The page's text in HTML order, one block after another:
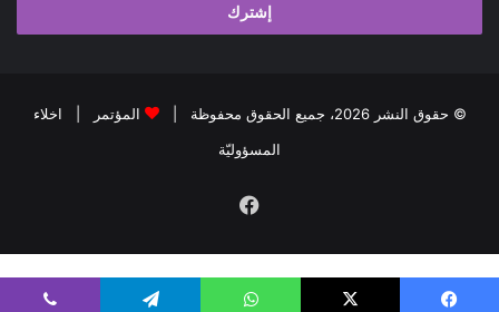
© حقوق النشر 2026، جميع الحقوق محفوظة | المؤتمر
اخلاء
المسؤوليّة
فيسبوك